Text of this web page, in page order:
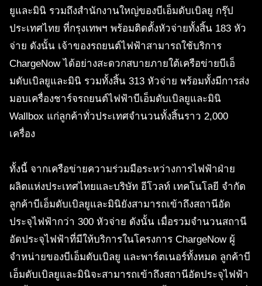
ยูและมินิ รวมถึงสำนักงานใหญ่ของบีเอ็มดับเบิลยู กรุ๊ป
ประเทศไทย ที่กรุงเทพฯ พร้อมติดตั้งหัวจ่ายทั้งสิ้น 183 หัว
จ่าย ดังนั้น เจ้าของรถยนต์ไฟฟ้าสามารถใช้บริการ
ChargeNow ได้อย่างสะดวกสบายภายใต้เครือข่ายบีเอ็
มดับเบิลยูและมินิ รวมทั้งสิ้น 313 หัวจ่าย พร้อมทั้งมีการส่ง
มอบเครื่องชาร์จรถยนต์ไฟฟ้าบีเอ็มดับเบิลยูและมินิ
Wallbox แก่ลูกค้าทั่วประเทศจำนวนทั้งสิ้นราว 2,000
เครื่อง
ทั้งนี้ จากเครือข่ายความร่วมมือระหว่างการไฟฟ้าฝ่าย
ผลิตแห่งประเทศไทยและบริษัท อีโวลท์ เทคโนโลยี จำกัด
ลูกค้าบีเอ็มดับเบิลยูและมินิยังสามารถเข้าถึงสถานีอัด
ประจุไฟฟ้ากว่า 300 หัวจ่าย ดังนั้น เมื่อรวมจำนวนสถานี
อัดประจุไฟฟ้าที่มีให้บริการในโครงการ ChargeNow ผู้
จำหน่ายของบีเอ็มดับเบิลยู และพาร์ตเนอร์ทั้งหมด ลูกค้าบี
เอ็มดับเบิลยูและมินิจะสามารถเข้าถึงสถานีอัดประจุไฟฟ้า